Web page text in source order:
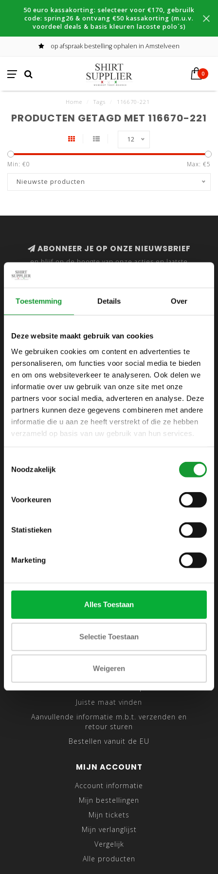
Toestemming Details Over
Deze website maakt gebruik van cookies
We gebruiken cookies om content en advertenties te
personaliseren, om functies voor social media te bieden
en om ons websiteverkeer te analyseren. Ook delen we
informatie over uw gebruik van onze site met onze
partners voor social media, adverteren en analyse. Deze
partners kunnen deze gegevens combineren met andere
informatie die u aan ze heeft verstrekt of die ze hebben
verzameld op basis van uw gebruik van hun services.
Noodzakelijk
Voorkeuren
Statistieken
Marketing
Alles Toestaan
Selectie Toestaan
Weigeren
50 euro kassakorting: selecteer voor €170, gebruilk
code: spring26 & ontvang €50 kassakorting (m.u.v.
voordeel deals & basis kleuren lacoste polo´s)
op afspraak bestelling ophalen in Amstelveen
0
Home Tags 116670-221
PRODUCTEN GETAGD MET 116670-221
12
Min: €0 Max: €5
Nieuwste producten
ABONNEER JE OP ONZE NIEUWSBRIEF
en blijf op de hoogte van onze acties en laatste
SHIRTSUPPLIER.NL
Webshop voor mannen
Zijlijnstraat 24
1433 DC
+31 6 42 52 32 80
+31 6 42 52 32 80
Disclaimer
Privacy Policy
Sitemap
Traveling Tailor
Juiste maat vinden
Aanvullende informatie m.b.t. verzenden en
retour sturen
Bestellen vanuit de EU
MIJN ACCOUNT
Account informatie
Mijn bestellingen
Mijn tickets
Mijn verlanglijst
Vergelijk
Alle producten